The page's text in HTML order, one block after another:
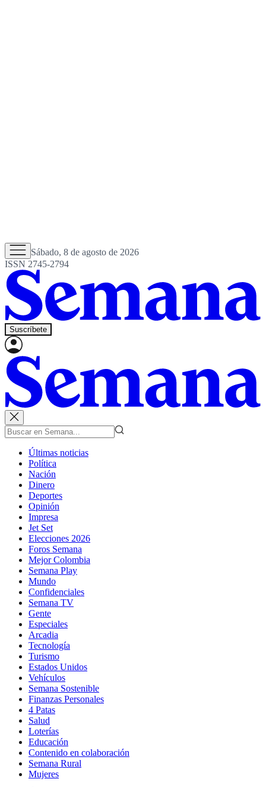
Sábado, 8 de agosto de 2026
ISSN 2745-2794
Suscríbete
Últimas noticias
Política
Nación
Dinero
Deportes
Opinión
Impresa
Jet Set
Elecciones 2026
Foros Semana
Mejor Colombia
Semana Play
Mundo
Confidenciales
Semana TV
Gente
Especiales
Arcadia
Tecnología
Turismo
Estados Unidos
Vehículos
Semana Sostenible
Finanzas Personales
4 Patas
Salud
Loterías
Educación
Contenido en colaboración
Semana Rural
Mujeres